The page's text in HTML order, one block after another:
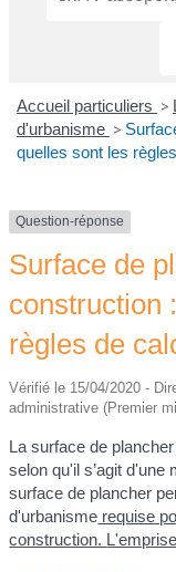
Accueil particuliers >
d'urbanisme >
quelles sont les
Question-réponse
Surface de
construction
règles de
Vérifié le 15/04/2020 -
administrative (Premier
La surface de
selon qu'il s’agit
surface de plancher
d'urbanisme requise
construction.